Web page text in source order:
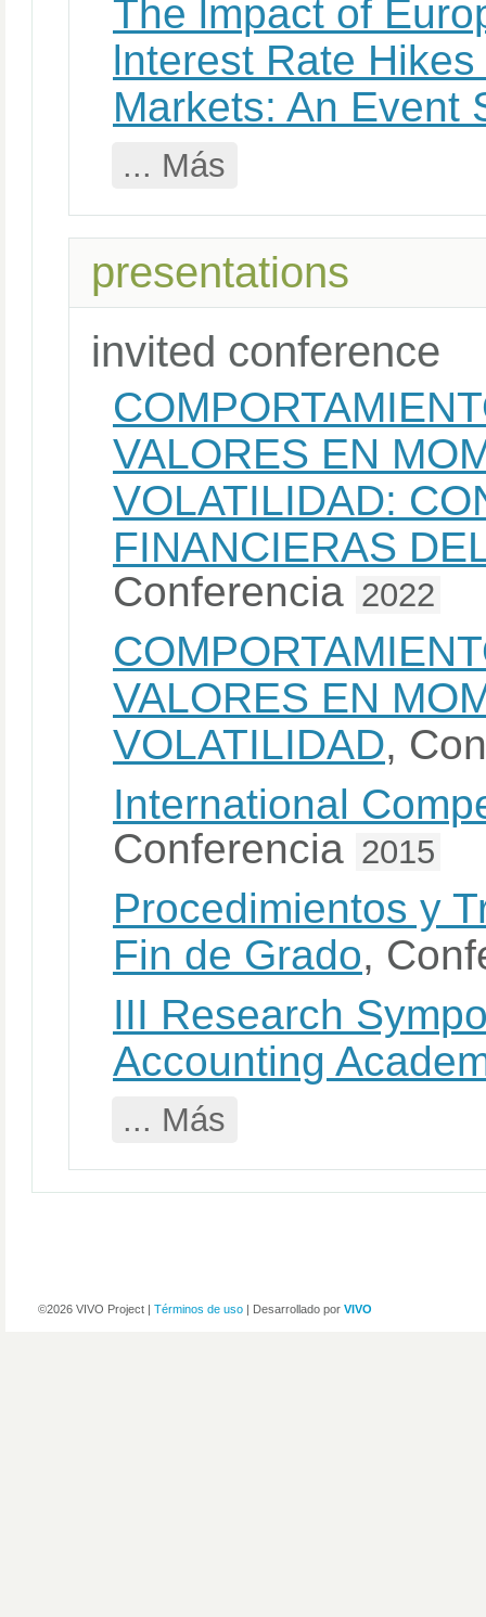
The lmpact of
lnterest Rate
Markets: An Event
... Más
presentations
invited conference
VALORES EN
VOLATILIDAD:
FINANCIERAS
Conferencia 2022
VALORES EN
VOLATILIDAD,
International
Conferencia 2015
Procedimientos y
Fin de Grado,
III Research
Accounting
... Más
©2026 VIVO Project | Términos de uso | Desarrollado por VIVO